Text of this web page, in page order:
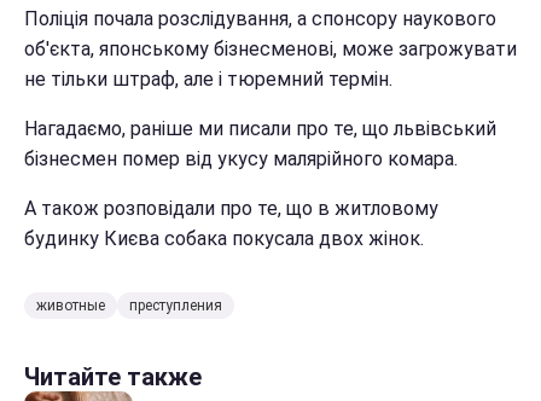
Поліція почала розслідування, а спонсору наукового
об'єкта, японському бізнесменові, може загрожувати
не тільки штраф, але і тюремний термін.
Нагадаємо, раніше ми писали про те, що львівський
бізнесмен помер від укусу малярійного комара.
А також розповідали про те, що в житловому
будинку Києва собака покусала двох жінок.
животные преступления
Читайте также